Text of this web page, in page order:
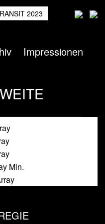
2023
Impressionen
Min.